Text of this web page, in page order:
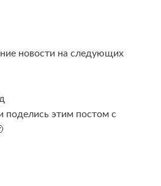
новости на следующих
поделись этим постом с